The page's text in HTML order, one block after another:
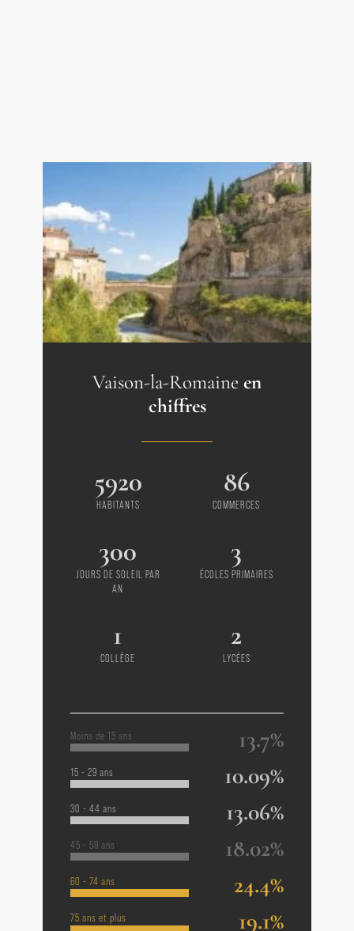
Vaison-la-Romaine en
chiffres
5920
HABITANTS
86
COMMERCES
300
JOURS DE SOLEIL PAR
AN
3
ÉCOLES PRIMAIRES
1
COLLÈGE
2
LYCÉES
Moins de 15 ans 13.7%
15 - 29 ans 10.09%
30 - 44 ans 13.06%
45 - 59 ans 18.02%
60 - 74 ans 24.4%
75 ans et plus 19.1%